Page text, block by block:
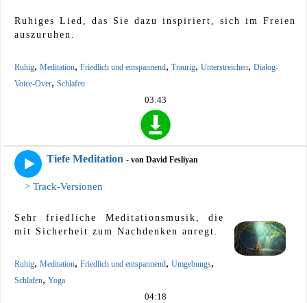
Ruhiges Lied, das Sie dazu inspiriert, sich im Freien
auszuruhen.
Ruhig, Meditation, Friedlich und entspannend, Traurig, Unterstreichen, Dialog-
Voice-Over, Schlafen
03:43
Tiefe Meditation - von David Fesliyan
> Track-Versionen
Sehr friedliche Meditationsmusik, die
mit Sicherheit zum Nachdenken anregt.
Ruhig, Meditation, Friedlich und entspannend, Umgebungs,
Schlafen, Yoga
04:18